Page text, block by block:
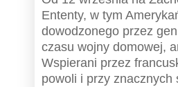
Ententy, w tym
dowodzonego przez
czasu wojny domowej,
Wspierani przez
powoli i przy znacznych